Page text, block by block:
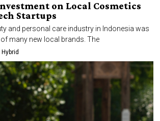
on Local Cosmetics
Startups
and personal care industry in Indonesia was
many new local brands. The
Hybrid